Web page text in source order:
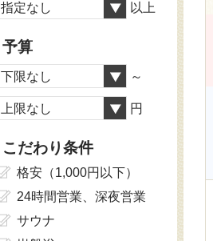
指定なし 以上
予算
下限なし ～
上限なし 円
こだわり条件
格安（1,000円以下）
24時間営業、深夜営業
サウナ